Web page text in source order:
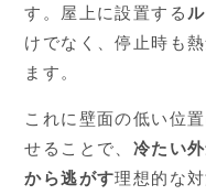
す。屋上に設置する
けでなく、停止時も
ます。
これに壁面の低い位
せることで、 冷たい
から逃がす理想的な